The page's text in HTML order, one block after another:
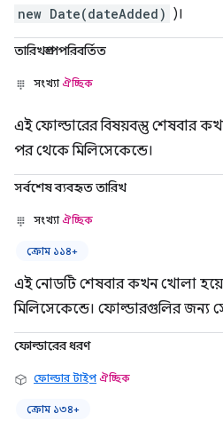
new Date(dateAdded) )।
তারিখগ্রুপপরিবর্তিত
সংখ্যাঐচ্ছিক
এই ফোল্ডারের বিষয়বস্তু শেষবার
পর থেকে মিলিসেকেন্ডে।
সর্বশেষ ব্যবহৃত তারিখ
সংখ্যাঐচ্ছিক
ক্রোম ১১৪+
এই নোডটি শেষবার কখন খোলা
মিলিসেকেন্ডে। ফোল্ডারগুলির জন্য
ফোল্ডারের ধরণ
ফোল্ডার টাইপ ঐচ্ছিক
ক্রোম ১৩৪+